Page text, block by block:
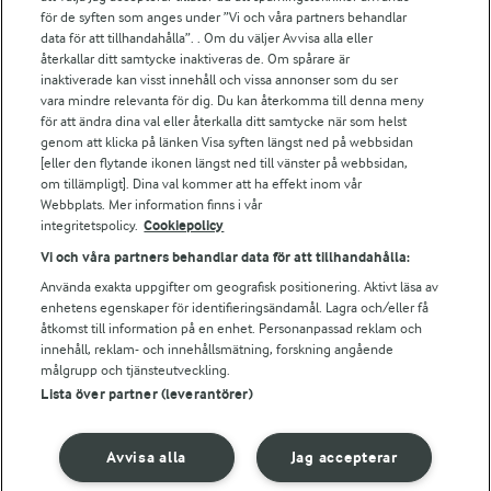
Arla.com
Falbygdens Ost
Arla webbshop
Bildbank
Följ oss
© 2026 Arla Foods
Integritetspolicy
för de syften som anges under ”Vi och våra partners behandlar
data för att tillhandahålla”. . Om du väljer Avvisa alla eller
återkallar ditt samtycke inaktiveras de. Om spårare är
inaktiverade kan visst innehåll och vissa annonser som du ser
vara mindre relevanta för dig. Du kan återkomma till denna meny
för att ändra dina val eller återkalla ditt samtycke när som helst
genom att klicka på länken Visa syften längst ned på webbsidan
[eller den flytande ikonen längst ned till vänster på webbsidan,
om tillämpligt]. Dina val kommer att ha effekt inom vår
Webbplats. Mer information finns i vår
integritetspolicy. Cookiepolicy
Vi och våra partners behandlar data för att tillhandahålla:
Använda exakta uppgifter om geografisk positionering. Aktivt läsa av
enhetens egenskaper för identifieringsändamål. Lagra och/eller få
åtkomst till information på en enhet. Personanpassad reklam och
innehåll, reklam- och innehållsmätning, forskning angående
målgrupp och tjänsteutveckling.
Lista över partner (leverantörer)
Jag accepterar
Avvisa alla